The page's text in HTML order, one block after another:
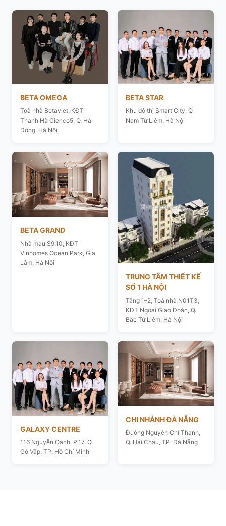
BETA OMEGA
Toà nhà Betaviet, KĐT
Thanh Hà Cienco5, Q. Hà
Đông, Hà Nội
BETA STAR
Khu đô thị Smart City, Q.
Nam Từ Liêm, Hà Nội
BETA GRAND
Nhà mẫu S9.10, KĐT
Vinhomes Ocean Park, Gia
Lâm, Hà Nội
TRUNG TÂM THIẾT KẾ
SỐ 1 HÀ NỘI
Tầng 1–2, Toà nhà N01T3,
KĐT Ngoại Giao Đoàn, Q.
Bắc Từ Liêm, Hà Nội
GALAXY CENTRE
116 Nguyễn Oanh, P.17, Q.
Gò Vấp, TP. Hồ Chí Minh
CHI NHÁNH ĐÀ NẴNG
Đường Nguyễn Chí Thanh,
Q. Hải Châu, TP. Đà Nẵng